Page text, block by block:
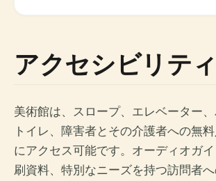
アクセシビリティ
美術館は、スロープ、エレベーター
トイレ、障害者とその介護者への無
にアクセス可能です。オーディオガ
刷資料、特別なニーズを持つ訪問者